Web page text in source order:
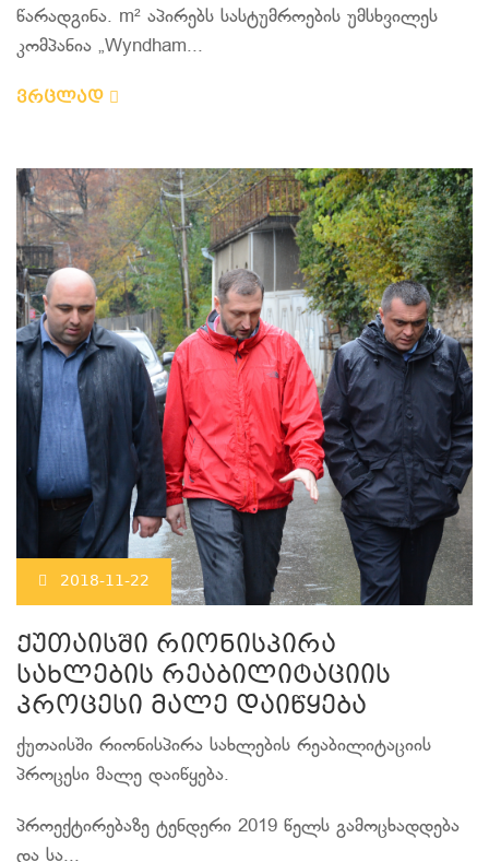
წარადგინა. m² აპირებს სასტუმროების უმსხვილეს
კომპანია „Wyndham...
ვრცლად
2018-11-22
ქუთაისში რიონისპირა
სახლების რეაბილიტაციის
პროცესი მალე დაიწყება
ქუთაისში რიონისპირა სახლების რეაბილიტაციის
პროცესი მალე დაიწყება.
პროექტირებაზე ტენდერი 2019 წელს გამოცხადდება
და სა...